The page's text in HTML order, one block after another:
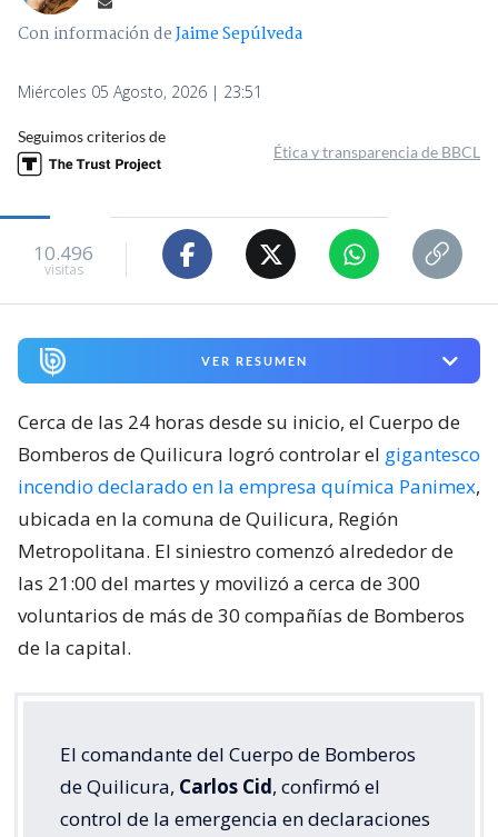
Con información deJaime Sepúlveda
Miércoles 05 Agosto, 2026 | 23:51
Seguimos criterios de
Ética y transparencia de BBCL
10.496
visitas
VER RESUMEN
Cerca de las 24 horas desde su inicio, el Cuerpo de
Bomberos de Quilicura logró controlar el gigantesco
incendio declarado en la empresa química Panimex,
ubicada en la comuna de Quilicura, Región
Metropolitana. El siniestro comenzó alrededor de
las 21:00 del martes y movilizó a cerca de 300
voluntarios de más de 30 compañías de Bomberos
de la capital.
El comandante del Cuerpo de Bomberos
de Quilicura, Carlos Cid, confirmó el
control de la emergencia en declaraciones